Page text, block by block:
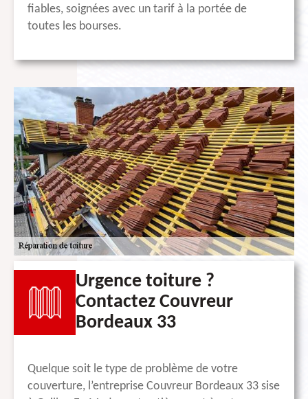
fiables, soignées avec un tarif à la portée de
toutes les bourses.
Urgence toiture ?
Contactez Couvreur
Bordeaux 33
Quelque soit le type de problème de votre
couverture, l’entreprise Couvreur Bordeaux 33 sise